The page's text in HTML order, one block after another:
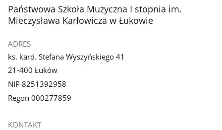
stopka
Państwowa Szkoła Muzyczna I stopnia im.
Mieczysława Karłowicza w Łukowie
ADRES
ks. kard. Stefana Wyszyńskiego 41
21-400 Łuków
NIP 8251392958
Regon 000277859
KONTAKT